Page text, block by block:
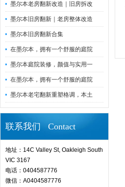
墨尔本老房翻新改造｜旧房拆改
墨尔本旧房翻新｜老房整体改造
墨尔本旧房翻新合集
在墨尔本，拥有一个舒服的庭院
墨尔本庭院装修，颜值与实用一
在墨尔本，拥有一个舒服的庭院
墨尔本老宅翻新重塑格调，本土
联系我们 Contact
地址：14C Valley St, Oakleigh South
VIC 3167
电话：0404587776
微信：A0404587776